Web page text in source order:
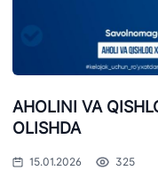
AHOLINI VA
OLISHDA
15.01.2026 325